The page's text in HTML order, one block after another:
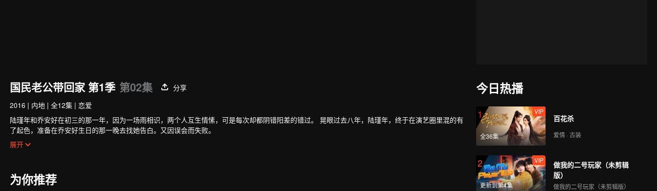
国民老公带回家 第1季 第02集
分享
2016 | 内地 | 全12集 | 恋爱
陆瑾年和乔安好在初三的那一年，因为一场雨相识，两个人互生情愫，可是每次却都阴错阳差的错过。 晃眼过去八年，陆瑾年，终于在演艺圈里混的有
了起色，准备在乔安好生日的那一晚去找她告白。又因误会而失败。
五年后，韩如初找了陆瑾年来扮演许嘉木，然后并放出和乔安好联姻的消息，企图以稳住家族企业，曾经互相暗恋的两个人，再次重逢，并开始扮演假
未婚夫妻。两人的关系却因之前的误会处于冰封状态。直到陆瑾年两人互相坦露心迹，重修旧好。
展开
为你推荐
今日热播
1
全36集
VIP
百花杀
爱情 · 古装
2
更新到第4集
VIP
做我的二号玩家（未剪辑
版）
做我的二号玩家（未剪辑版）